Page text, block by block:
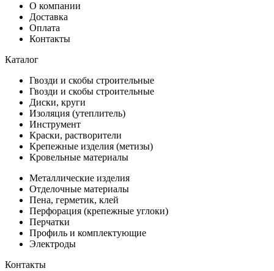
О компании
Доставка
Оплата
Контакты
Каталог
Гвозди и скобы строительные
Гвозди и скобы строительные
Диски, круги
Изоляция (утеплитель)
Инструмент
Краски, растворители
Крепежные изделия (метизы)
Кровельные материалы
Металлические изделия
Отделочные материалы
Пена, герметик, клей
Перфорация (крепежные углоки)
Перчатки
Профиль и комплектующие
Электроды
Контакты